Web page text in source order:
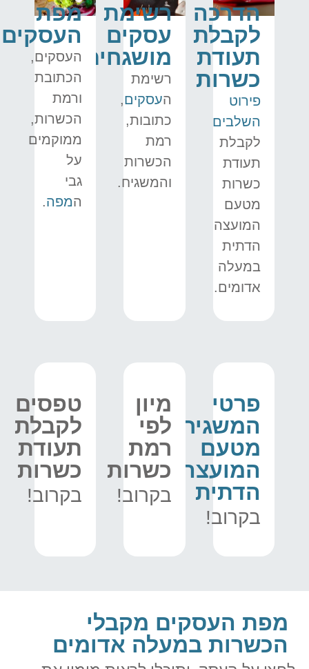
הדרכה
לקבלת
תעודת
כשרות
פירוט
השלבים
לקבלת
תעודת
כשרות
מטעם
המועצה
הדתית
במעלה
אדומים.
רשימת
עסקים
מושגחים
רשימת
העסקים,
כתובות,
רמת
הכשרות
והמשגיח.
מפת
העסקים
העסקים,
הכתובת
ורמת
הכשרות,
ממוקמים
על
גבי
המפה.
פרטי
המשגיחים
מטעם
המועצה
הדתית
בקרוב!
מיון
לפי
רמת
כשרות
בקרוב!
טפסים
לקבלת
תעודת
כשרות
בקרוב!
מפת העסקים מקבלי
הכשרות במעלה אדומים